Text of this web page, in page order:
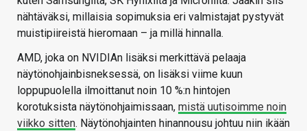
nähtäväksi, millaisia sopimuksia eri valmistajat pystyvät
muistipiireistä hieromaan – ja millä hinnalla.
AMD, joka on NVIDIAn lisäksi merkittävä pelaaja
näytönohjainbisneksessä, on lisäksi viime kuun
loppupuolella ilmoittanut noin 10 %:n hintojen
korotuksista näytönohjaimissaan, mistä uutisoimme noin
viikko sitten. Näytönohjainten hinannousu johtuu niin ikään